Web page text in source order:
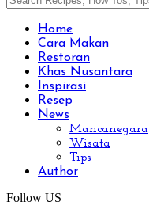
Home
Cara Makan
Restoran
Khas Nusantara
Inspirasi
Resep
News
Mancanegara
Wisata
Tips
Author
Follow US